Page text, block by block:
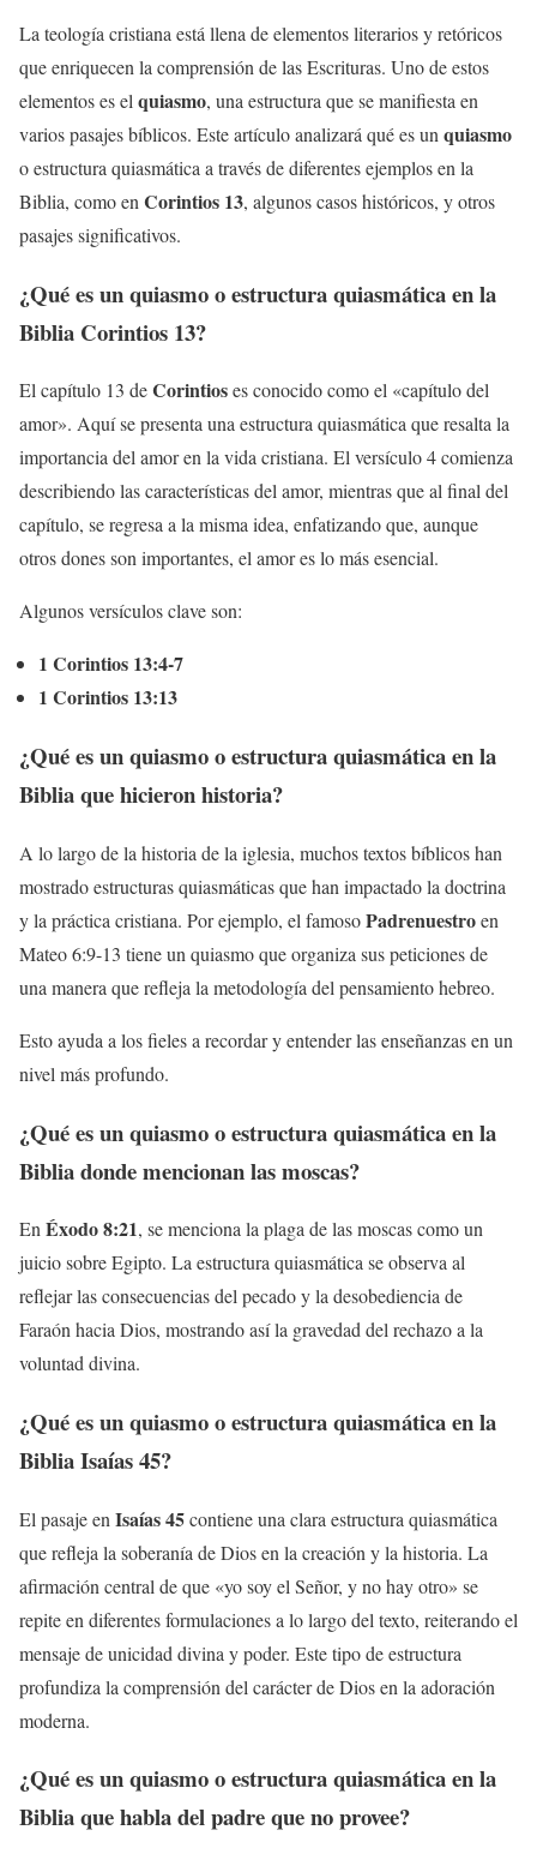
La teología cristiana está llena de elementos literarios y retóricos
que enriquecen la comprensión de las Escrituras. Uno de estos
elementos es el quiasmo, una estructura que se manifiesta en
varios pasajes bíblicos. Este artículo analizará qué es un quiasmo
o estructura quiasmática a través de diferentes ejemplos en la
Biblia, como en Corintios 13, algunos casos históricos, y otros
pasajes significativos.
¿Qué es un quiasmo o estructura quiasmática en la
Biblia Corintios 13?
El capítulo 13 deCorintioses conocido como el «capítulo del
amor». Aquí se presenta una estructura quiasmática que resalta la
importancia del amor en la vida cristiana. El versículo 4 comienza
describiendo las características del amor, mientras que al final del
capítulo, se regresa a la misma idea, enfatizando que, aunque
otros dones son importantes, el amor es lo más esencial.
Algunos versículos clave son:
1 Corintios 13:4-7
1 Corintios 13:13
¿Qué es un quiasmo o estructura quiasmática en la
Biblia que hicieron historia?
A lo largo de la historia de la iglesia, muchos textos bíblicos han
mostrado estructuras quiasmáticas que han impactado la doctrina
y la práctica cristiana. Por ejemplo, el famosoPadrenuestroen
Mateo 6:9-13 tiene un quiasmo que organiza sus peticiones de
una manera que refleja la metodología del pensamiento hebreo.
Esto ayuda a los fieles a recordar y entender las enseñanzas en un
nivel más profundo.
¿Qué es un quiasmo o estructura quiasmática en la
Biblia donde mencionan las moscas?
EnÉxodo 8:21, se menciona la plaga de las moscas como un
juicio sobre Egipto. La estructura quiasmática se observa al
reflejar las consecuencias del pecado y la desobediencia de
Faraón hacia Dios, mostrando así la gravedad del rechazo a la
voluntad divina.
¿Qué es un quiasmo o estructura quiasmática en la
Biblia Isaías 45?
El pasaje en Isaías 45contiene una clara estructura quiasmática
que refleja la soberanía de Dios en la creación y la historia. La
afirmación central de que «yo soy el Señor, y no hay otro» se
repite en diferentes formulaciones a lo largo del texto, reiterando el
mensaje de unicidad divina y poder. Este tipo de estructura
profundiza la comprensión del carácter de Dios en la adoración
moderna.
¿Qué es un quiasmo o estructura quiasmática en la
Biblia que habla del padre que no provee?